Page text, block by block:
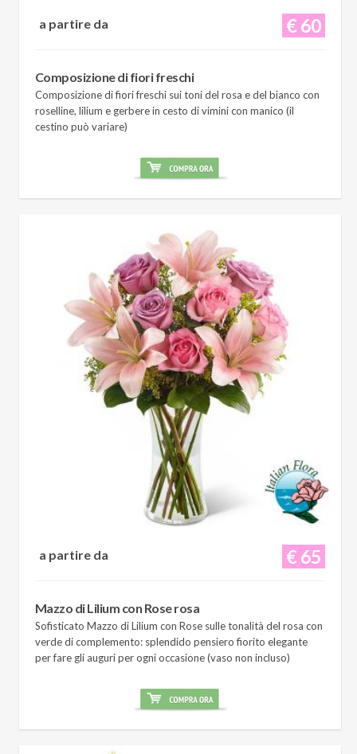
€ 60
a partire da
Composizione di fiori freschi
Composizione di fiori freschi sui toni del rosa e del bianco con
roselline, lilium e gerbere in cesto di vimini con manico (il
cestino può variare)
€ 65
a partire da
Mazzo di Lilium con Rose rosa
Sofisticato Mazzo di Lilium con Rose sulle tonalità del rosa con
verde di complemento: splendido pensiero fiorito elegante
per fare gli auguri per ogni occasione (vaso non incluso)